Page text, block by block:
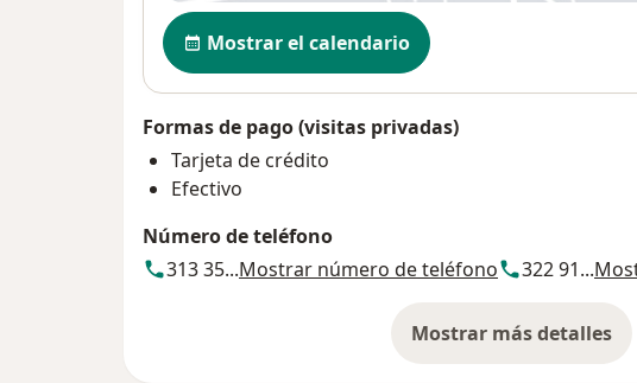
Disponibilidad
Mostrar el calendario
Formas de pago (visitas privadas)
Tarjeta de crédito
Efectivo
Número de teléfono
313 35...Mostrar número de teléfono 322 91...
Mostrar más detalles
sobre la